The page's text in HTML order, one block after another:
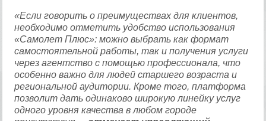
«Если говорить о преимуществах для клиентов,
необходимо отметить удобство использования
«Самолет Плюс»: можно выбрать как формат
самостоятельной работы, так и получения услуги
через агентство с помощью профессионала, что
особенно важно для людей старшего возраста и
региональной аудитории. Кроме того, платформа
позволит дать одинаково широкую линейку услуг
одного уровня качества в любом городе